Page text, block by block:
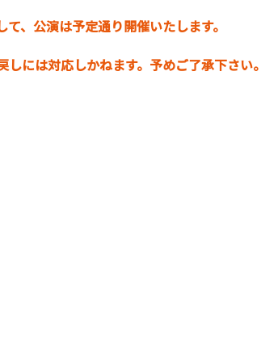
、公演は予定通り開催いたします。
には対応しかねます。予めご了承下さい。